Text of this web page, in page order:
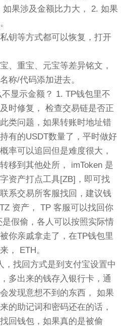
果涉及金额比力大， 2. 如果
钥等方式都可以恢复，打开
、重宝、元宝等差异铭文，
称/代码添加进去。
显示金额？ 1. TP钱包里不
时修复， 检查交易链是否正
类问题，如果转账时地址错
有的USDT数量了，平时做好
率可以追回但是难度很大，
移到其他处所， imToken 是
资产打点工具[ZB]，即可找
系交易所客服找回，建议钱
资产， TP 客服可以找回你
假偷，各人可以按照实际情
你亲戚拿走了，在TP钱包里
， ETH。
，找回方式是到支付宝设置中
多出来的钱存入银行卡，通
发现意想不到的东西， 如果
的助记词和密码还在的话，
回钱包，如果真的是被偷